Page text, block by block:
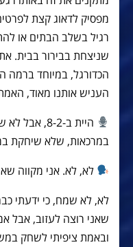
מפסיק לדאוג קצת
רגיל בשלב הבתים או
שניצחת בבירור בבית.
הכדורגל, במיוחד ברמה
העניש אותנו מאוד,
היית ב-8-
במרכאות, שלא שיחקת
לא, לא. אני מקווה
לא, לא שמח, כי ידעתי
שאני רוצה לעזוב, אבל
ובאמת ציפיתי לשחק